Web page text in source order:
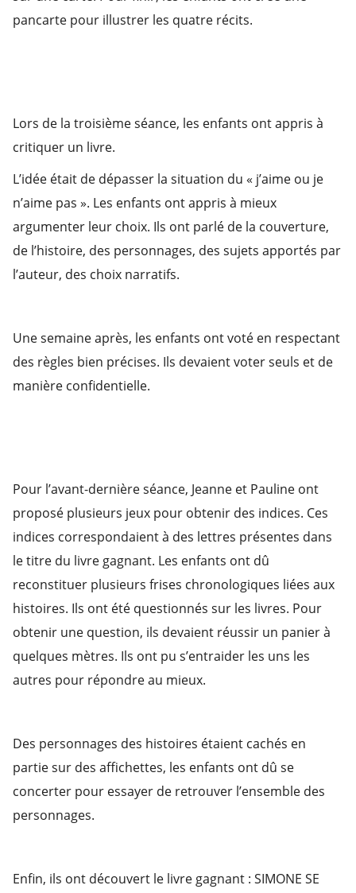
pancarte pour illustrer les quatre récits.
Lors de la troisième séance, les enfants ont appris à
critiquer un livre.
L’idée était de dépasser la situation du « j’aime ou je
n’aime pas ». Les enfants ont appris à mieux
argumenter leur choix. Ils ont parlé de la couverture,
de l’histoire, des personnages, des sujets apportés par
l’auteur, des choix narratifs.
Une semaine après, les enfants ont voté en respectant
des règles bien précises. Ils devaient voter seuls et de
manière confidentielle.
Pour l’avant-dernière séance, Jeanne et Pauline ont
proposé plusieurs jeux pour obtenir des indices. Ces
indices correspondaient à des lettres présentes dans
le titre du livre gagnant. Les enfants ont dû
reconstituer plusieurs frises chronologiques liées aux
histoires. Ils ont été questionnés sur les livres. Pour
obtenir une question, ils devaient réussir un panier à
quelques mètres. Ils ont pu s’entraider les uns les
autres pour répondre au mieux.
Des personnages des histoires étaient cachés en
partie sur des affichettes, les enfants ont dû se
concerter pour essayer de retrouver l’ensemble des
personnages.
Enfin, ils ont découvert le livre gagnant : SIMONE SE